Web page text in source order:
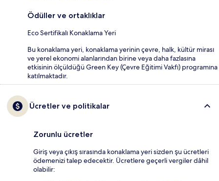
Ödüller ve ortaklıklar
Eco Sertifikalı Konaklama Yeri
Bu konaklama yeri, konaklama yerinin çevre, halk, kültür mirası
ve yerel ekonomi alanlarından birine veya daha fazlasına
etkisinin ölçüldüğü Green Key (Çevre Eğitimi Vakfı) programına
katılmaktadır.
Ücretler ve politikalar
Zorunlu ücretler
Giriş veya çıkış sırasında konaklama yeri sizden şu ücretleri
ödemenizi talep edecektir. Ücretlere geçerli vergiler dâhil
olabilir: